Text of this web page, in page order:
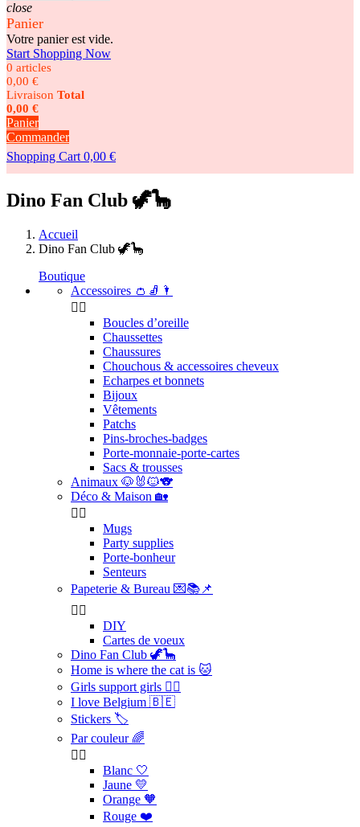
close
Panier
Votre panier est vide.
Start Shopping Now
0 articles
0,00 €
Livraison Total
0,00 €
Panier
Commander
Shopping Cart 0,00 €
Dino Fan Club 🦖🦕
Accueil
Dino Fan Club 🦖🦕
Boutique
Accessoires 👛🧦🌂
 
Boucles d’oreille
Chaussettes
Chaussures
Chouchous & accessoires cheveux
Echarpes et bonnets
Bijoux
Vêtements
Patchs
Pins-broches-badges
Porte-monnaie-porte-cartes
Sacs & trousses
Animaux 🐶🐰🐱🐨
Déco & Maison 🏡
 
Mugs
Party supplies
Porte-bonheur
Senteurs
Papeterie & Bureau 💌📚📌
 
DIY
Cartes de voeux
Dino Fan Club 🦖🦕
Home is where the cat is 🐱
Girls support girls 👯‍♀️
I love Belgium 🇧🇪
Stickers 🏷️
Par couleur 🌈
 
Blanc 🤍
Jaune 💛
Orange 🧡
Rouge ❤️